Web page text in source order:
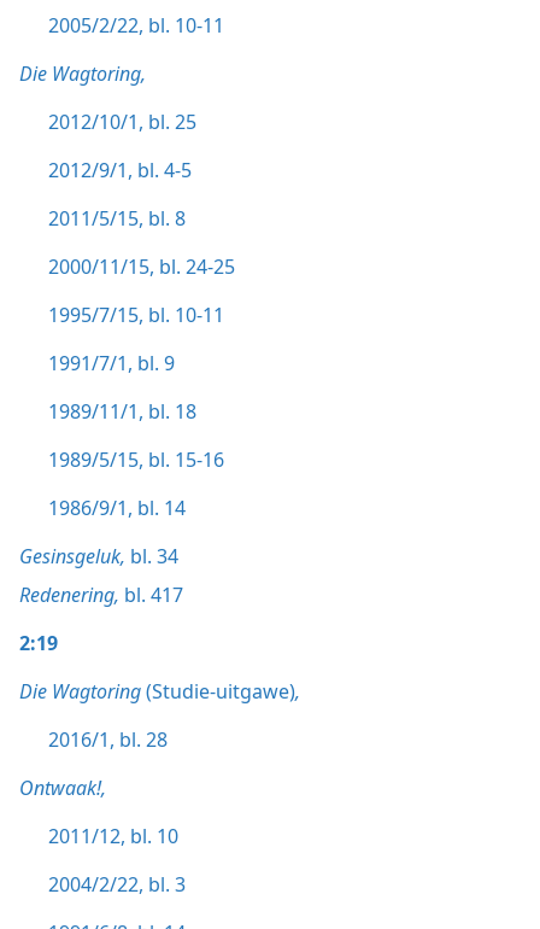
2005/2/22, bl. 10-11
Die Wagtoring,
2012/10/1, bl. 25
2012/9/1, bl. 4-5
2011/5/15, bl. 8
2000/11/15, bl. 24-25
1995/7/15, bl. 10-11
1991/7/1, bl. 9
1989/11/1, bl. 18
1989/5/15, bl. 15-16
1986/9/1, bl. 14
Gesinsgeluk, bl. 34
Redenering, bl. 417
2:19
Die Wagtoring(Studie-uitgawe),
2016/1, bl. 28
Ontwaak!,
2011/12, bl. 10
2004/2/22, bl. 3